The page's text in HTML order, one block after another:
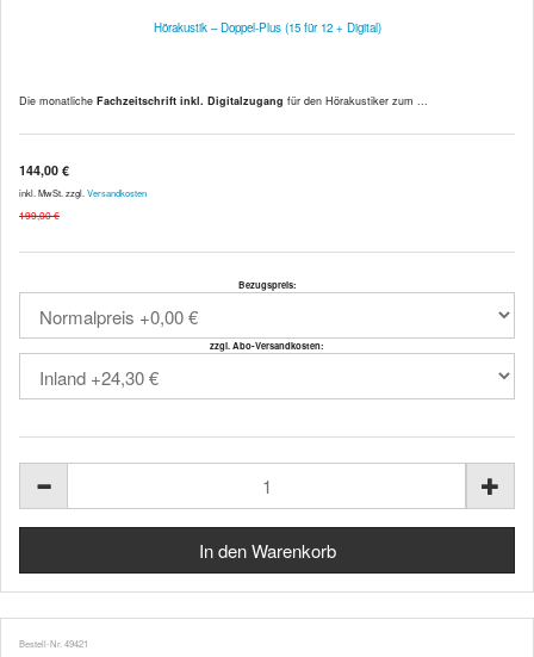
Hörakustik – Doppel-Plus (15 für 12 + Digital)
Die monatliche Fachzeitschrift inkl. Digitalzugang für den Hörakustiker zum ...
144,00 €
inkl. MwSt. zzgl. Versandkosten
199,00 €
Bezugspreis:
zzgl. Abo-Versandkosten:
Bestell-Nr. 49421